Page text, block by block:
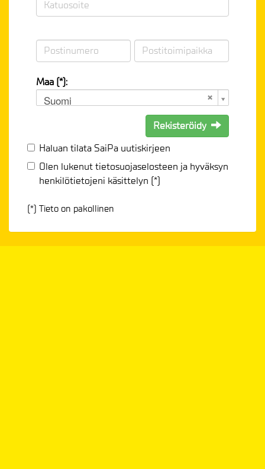
Maa (*):
Suomi
Rekisteröidy
Haluan tilata SaiPa uutiskirjeen
Olen lukenuttietosuojaselosteen ja hyväksyn
henkilötietojeni käsittelyn (*)
(*) Tieto on pakollinen